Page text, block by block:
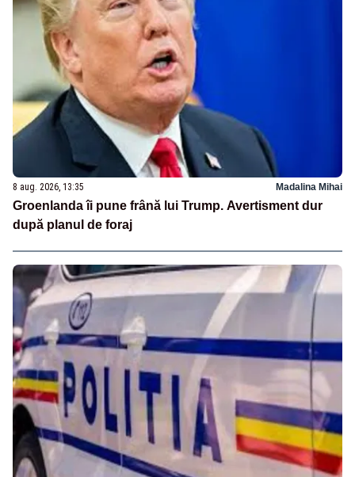
8 aug. 2026, 13:35 Madalina Mihai
Groenlanda îi pune frână lui Trump. Avertisment dur
după planul de foraj